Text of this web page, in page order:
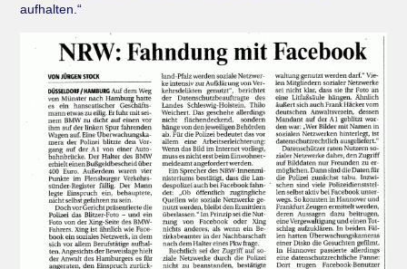
aufhalten.“